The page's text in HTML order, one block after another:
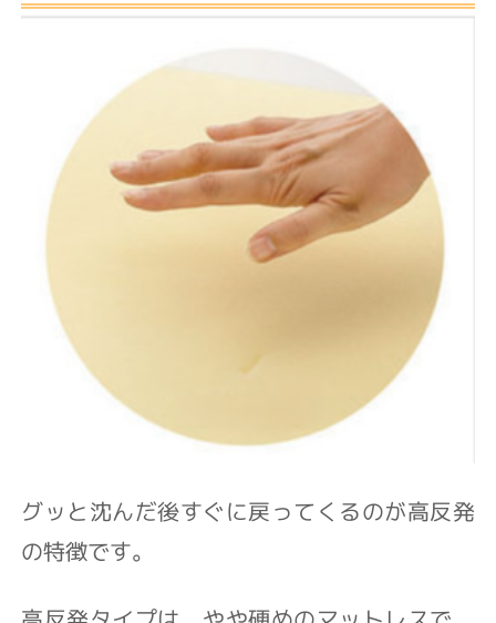
グッと沈んだ後すぐに戻ってくるのが高反発
の特徴です。